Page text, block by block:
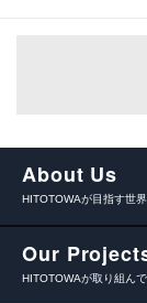
About Us
HITOTOWAが目指す世界
Our
HITOTOWAが取り組ん